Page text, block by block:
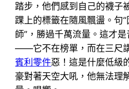
踏步，他們感到自己的襪子
踝上的標籤在隨風飄盪。句
師”，勝過千萬流量。這才是
——它不在榜單，而在三尺
賓利零件惡！這是什麼低級
豪對著天空大吼，他無法理